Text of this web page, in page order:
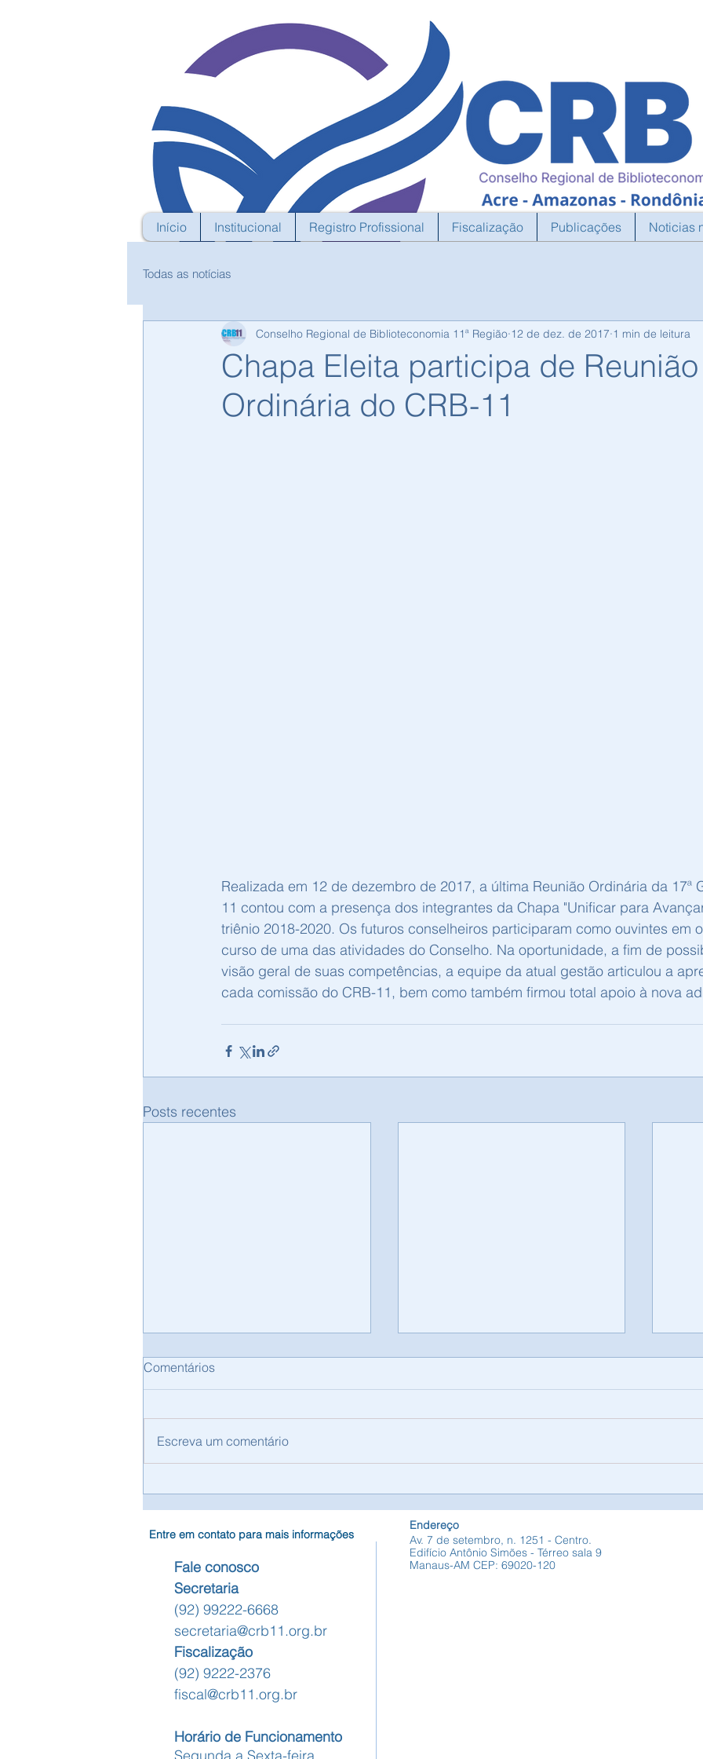
Início Institucional Registro Profissional Fiscalização Publicações Noticias
Todas as notícias
Chapa Eleita participa de Reunião
Ordinária do CRB-11
Conselho Regional de Biblioteconomia 11ª Região 12 de dez. de 2017 1 min de leitura
Realizada em 12 de dezembro de 2017, a última Reunião Ordinária da 17ª
11 contou com a presença dos integrantes da Chapa "Unificar para
triênio 2018-2020. Os futuros conselheiros participaram como ouvintes em
curso de uma das atividades do Conselho. Na oportunidade, a fim de
visão geral de suas competências, a equipe da atual gestão articulou a
cada comissão do CRB-11, bem como também firmou total apoio à nova
Posts recentes
Contratação para Assessoria
BIBLIOTECAS E
INFORMAÇÃO DIGITAL
Comentários
Escreva um comentário
Entre em contato para mais informações
Endereço
Av. 7 de setembro, n. 1251 - Centro.
Edifício Antônio Simões - Térreo sala 9
Manaus-AM CEP: 69020-120
Fale conosco
Secretaria
(92) 99222-6668
secretaria@crb11.org.br
Fiscalização
(92) 9222-2376
fiscal@crb11.org.br
Horário de Funcionamento
Segunda a Sexta-feira